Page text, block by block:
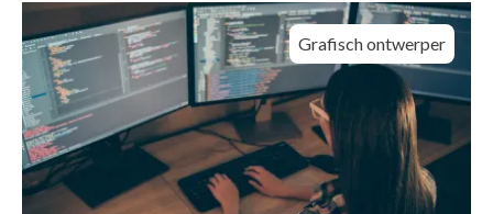
Grafisch ontwerper